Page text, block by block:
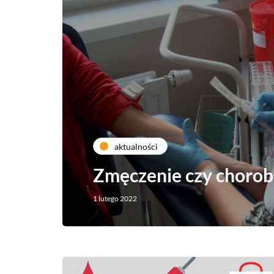
aktualności
Zmęczenie czy
1 lutego 2022